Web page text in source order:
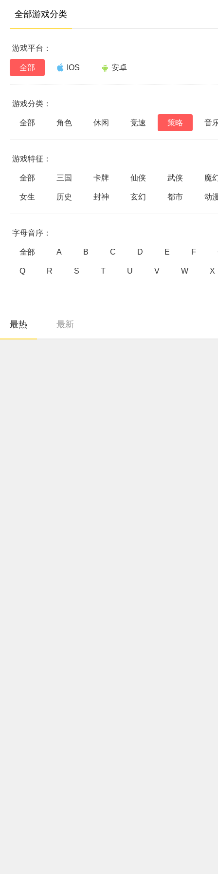
全部游戏分类
游戏平台：
全部 IOS 安卓
游戏分类：
全部 角色 休闲 竞速 策略 音
游戏特征：
全部 三国 卡牌 仙侠 武侠 魔
女生 历史 封神 玄幻 都市 动
字母音序：
全部 A B C D E F
Q R S T U V W X
最热 最新